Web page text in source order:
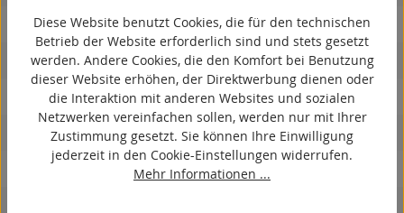
ESD
elektrisch leitfähig
korrosionsbeständig
hitzebeständig
autoklaventauglich
Diese Website benutzt Cookies, die für den technischen
Betrieb der Website erforderlich sind und stets gesetzt
werden. Andere Cookies, die den Komfort bei Benutzung
dieser Website erhöhen, der Direktwerbung dienen oder
die Interaktion mit anderen Websites und sozialen
Netzwerken vereinfachen sollen, werden nur mit Ihrer
Zustimmung gesetzt. Sie können Ihre Einwilligung
jederzeit in den Cookie-Einstellungen widerrufen.
Mehr Informationen ...